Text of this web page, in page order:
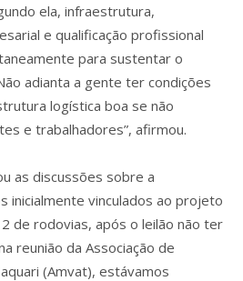
ela, infraestrutura,
e qualificação profissional
para sustentar o
adianta a gente ter condições
logística boa se não
e trabalhadores”, afirmou.
as discussões sobre a
inicialmente vinculados ao projeto
de rodovias, após o leilão não ter
reunião da Associação de
(Amvat), estávamos